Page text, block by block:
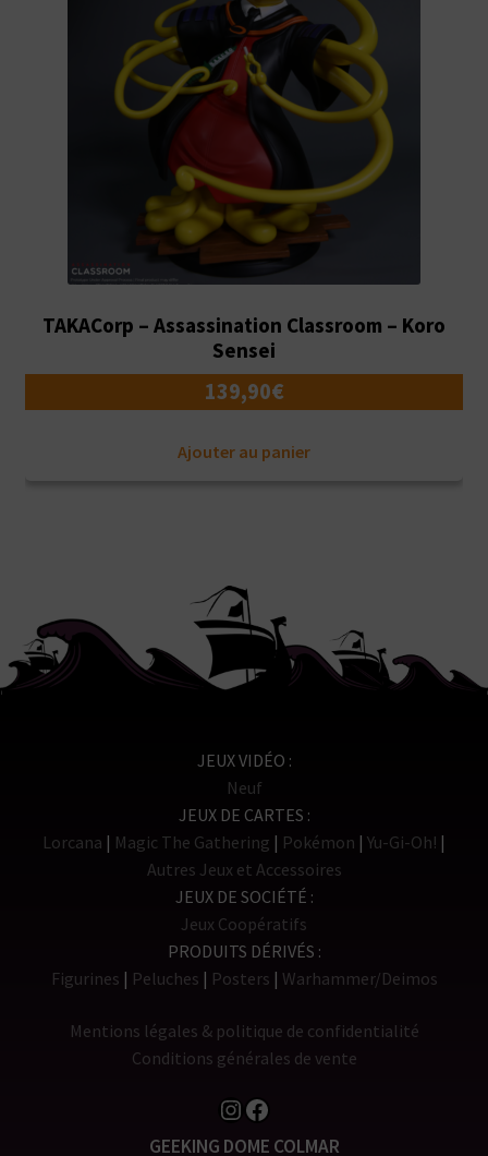
TAKACorp – Assassination Classroom – Koro
Sensei
139,90€
Ajouter au panier
JEUX VIDÉO
Neuf
JEUX DE CARTES
Lorcana
Magic The Gathering Pokémon Yu-Gi-Oh!
Autres Jeux et Accessoires
JEUX DE SOCIÉTÉ
Jeux Coopératifs
PRODUITS DÉRIVÉS
Figurines
Peluches Posters Warhammer/Deimos
Mentions légales & politique de confidentialité
Conditions générales de vente
Instagram
Facebook
GEEKING DOME COLMAR